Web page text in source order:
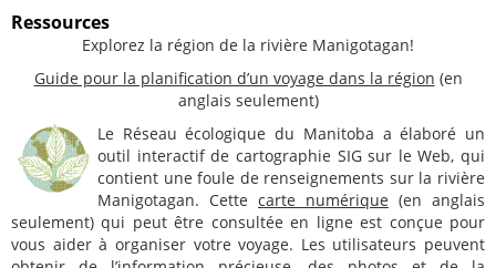
Ressources
Explorez la région de la rivière Manigotagan!
Guide pour la planification d’un voyage dans la région (en
anglais seulement)
Le Réseau écologique du Manitoba a élaboré un
outil interactif de cartographie SIG sur le Web, qui
contient une foule de renseignements sur la rivière
Manigotagan. Cette carte numérique (en anglais
seulement) qui peut être consultée en ligne est conçue pour
vous aider à organiser votre voyage. Les utilisateurs peuvent